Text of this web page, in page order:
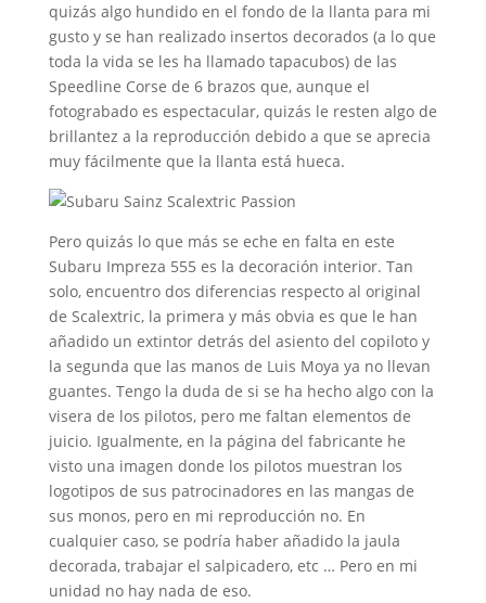
quizás algo hundido en el fondo de la llanta para mi
gusto y se han realizado insertos decorados (a lo que
toda la vida se les ha llamado tapacubos) de las
Speedline Corse de 6 brazos que, aunque el
fotograbado es espectacular, quizás le resten algo de
brillantez a la reproducción debido a que se aprecia
muy fácilmente que la llanta está hueca.
Pero quizás lo que más se eche en falta en este
Subaru Impreza 555 es la decoración interior. Tan
solo, encuentro dos diferencias respecto al original
de Scalextric, la primera y más obvia es que le han
añadido un extintor detrás del asiento del copiloto y
la segunda que las manos de Luis Moya ya no llevan
guantes. Tengo la duda de si se ha hecho algo con la
visera de los pilotos, pero me faltan elementos de
juicio. Igualmente, en la página del fabricante he
visto una imagen donde los pilotos muestran los
logotipos de sus patrocinadores en las mangas de
sus monos, pero en mi reproducción no. En
cualquier caso, se podría haber añadido la jaula
decorada, trabajar el salpicadero, etc … Pero en mi
unidad no hay nada de eso.